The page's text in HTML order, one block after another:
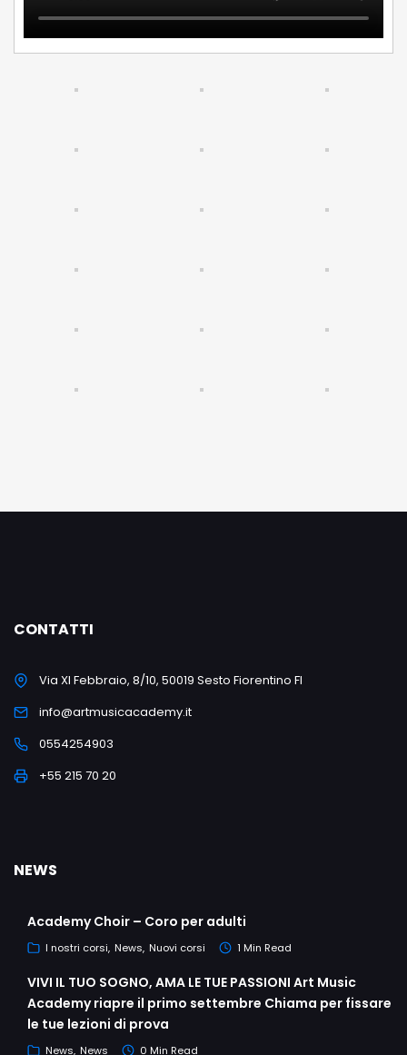
CONTATTI
Via XI Febbraio, 8/10, 50019 Sesto Fiorentino FI
info@artmusicacademy.it
0554254903
+55 215 70 20
NEWS
Academy Choir – Coro per adulti
I nostri corsi News Nuovi corsi 1 Min Read
VIVI IL TUO SOGNO, AMA LE TUE PASSIONI Art Music
Academy riapre il primo settembre Chiama per fissare
le tue lezioni di prova
News News 0 Min Read